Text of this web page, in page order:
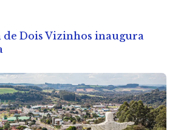
Dois Vizinhos inaugura